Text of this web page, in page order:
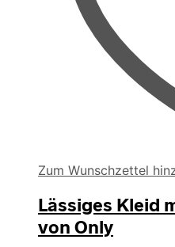
Zum Wunschzettel
Lässiges Kleid
von Only